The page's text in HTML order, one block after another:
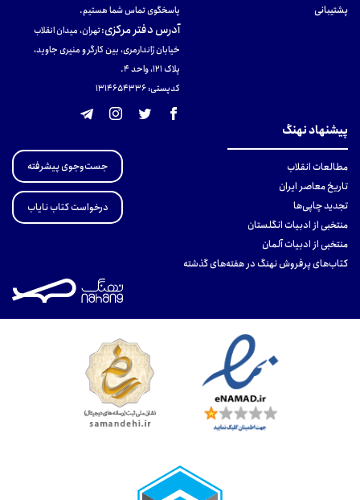
پشتیبانی
پاسخگوی تماس شما هستیم.
آدرس دفتر مرکزی:تهران، میدان انقلاب
خیابان ژاندارمری، بین کارگر و منیری جاوید،
پلاک 121، واحد ۴.
کدپستی: 131465433۶
پیشنهاد نهنگ
مطالعات انقلاب
تاریخ معاصر ایران
تجدید چاپی‌ها
منتخبی از ادبیات انگلستان
منتخبی از ادبیات آلمان
کتاب‌های پرفروش نهنگ در هفته‌های گذشته
جست‌وجوی پیشرفته
درخواست کتاب نایاب